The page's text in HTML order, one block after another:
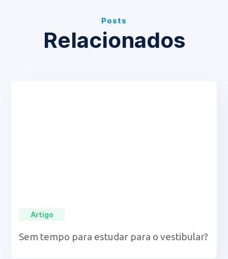
Posts
Relacionados
Artigo
Sem tempo para estudar para o vestibular?